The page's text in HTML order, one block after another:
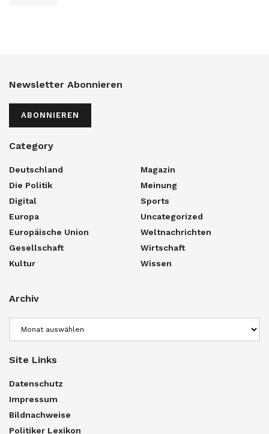
Newsletter Abonnieren
ABONNIEREN
Category
Deutschland
Die Politik
Digital
Europa
Europäische Union
Gesellschaft
Kultur
Magazin
Meinung
Sports
Uncategorized
Weltnachrichten
Wirtschaft
Wissen
Archiv
Site Links
Datenschutz
Impressum
Bildnachweise
Politiker Lexikon